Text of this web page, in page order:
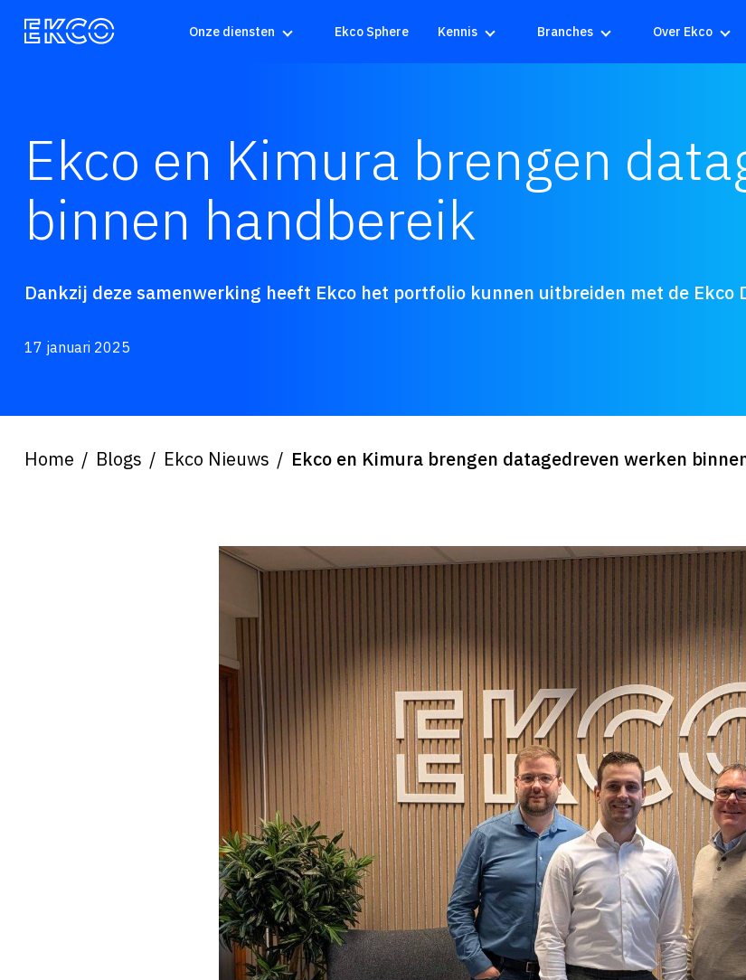
Onze diensten Ekco Sphere Kennis Branches Over Ekco
Ekco en Kimura brengen
binnen handbereik
Dankzij deze samenwerking heeft Ekco het portfolio kunnen uitbreiden met de Ekco
17 januari 2025
Home Blogs Ekco Nieuws Ekco en Kimura brengen datagedreven werken